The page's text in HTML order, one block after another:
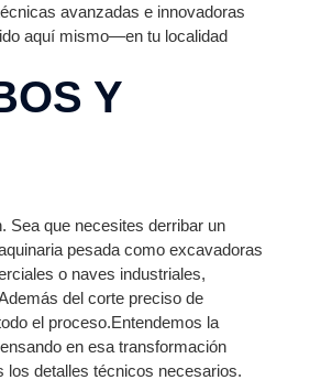
avanzadas e innovadoras
aquí mismo—en tu localidad
Y
Sea que necesites derribar un
pesada como excavadoras
o naves industriales,
del corte preciso de
el proceso.Entendemos la
en esa transformación
los detalles técnicos necesarios.